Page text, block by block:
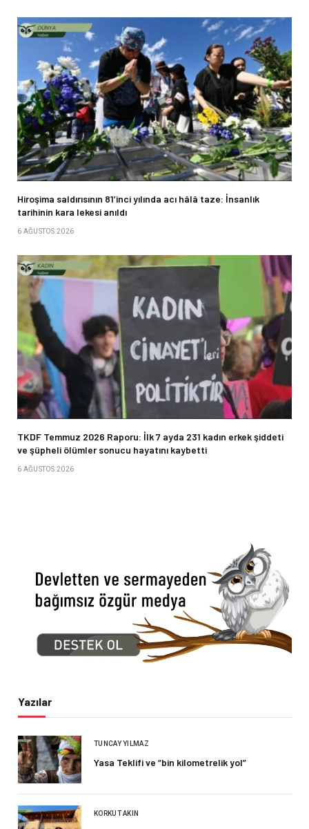
Hiroşima saldırısının 81’inci yılında acı hâlâ taze: İnsanlık
tarihinin kara lekesi anıldı
6 AĞUSTOS 2026
TKDF Temmuz 2026 Raporu: İlk 7 ayda 231 kadın erkek şiddeti
ve şüpheli ölümler sonucu hayatını kaybetti
6 AĞUSTOS 2026
Yazılar
TUNCAY YILMAZ
Yasa Teklifi ve “bin kilometrelik yol”
KORKUT AKIN